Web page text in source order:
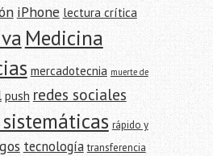
iPhone lectura crítica
Medicina
mercadotecnia muerte de
push redes sociales
rápido y
tecnología transferencia